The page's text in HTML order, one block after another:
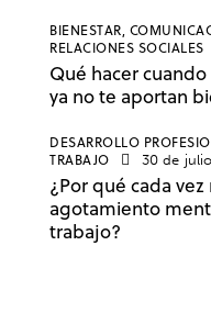
BIENESTAR,
RELACIONES SOCIALES
Qué hacer
ya no te aportan
DESARROLLO
TRABAJO
30 de
¿Por qué cada
agotamiento
trabajo?